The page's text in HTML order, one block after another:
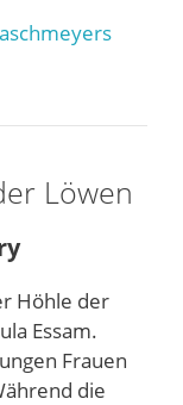
Löwen
Höhle der
Essam.
Frauen
die